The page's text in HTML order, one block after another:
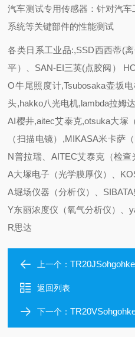
汽车测试专用传感器：针对汽
系统等关键部件的性能测试
各类日系工业品:,SSD西西蒂(
平）、SAN-EI三英(点胶阀）
O牛尾照度计,Tsubosaka壶坂
头,hakko八光电机,lambda拉姆
AI樱井,aitec艾泰克,otsuka大塚
（扫描电镜）,MIKASA米卡萨
N普拉瑞、AITEC艾泰克（检
A大塚电子（光学膜厚仪）、
A堀场仪器（分析仪）、
Y东丽浓度仪（氧气分析仪）、
R思达
上一个：
返回列表
下一个：